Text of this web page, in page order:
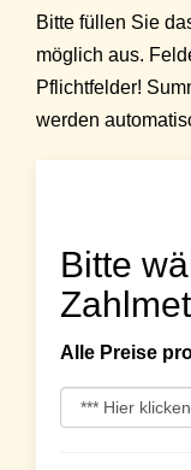
Bitte füllen Sie
möglich aus.
Pflichtfelder!
werden
Bitte
Alle Preise